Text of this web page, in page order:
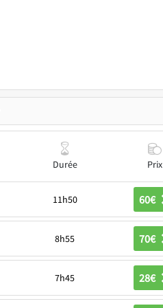
Durée Prix
11h50 60€
8h55 70€
7h45 28€